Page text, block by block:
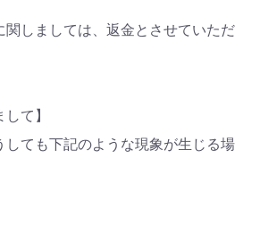
しましては、返金とさせていただ
て】
ても下記のような現象が生じる場